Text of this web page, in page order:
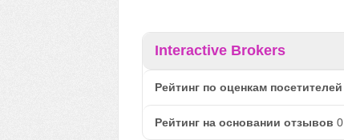
Interactive Brokers
Рейтинг по оценкам посетителей
Рейтинг на основании отзывов 0